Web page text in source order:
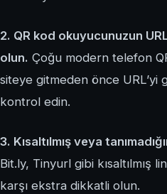
2. QR kod okuyucunuzun
olun. Çoğu modern telefon
siteye gitmeden önce URL’yi
kontrol edin.
3. Kısaltılmış veya
Bit.ly, Tinyurl gibi kısaltılmış
karşı ekstra dikkatli olun.